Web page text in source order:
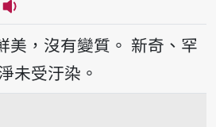
播放音讀sin-sian
美，沒有變質。 新奇、罕
未受汙染。